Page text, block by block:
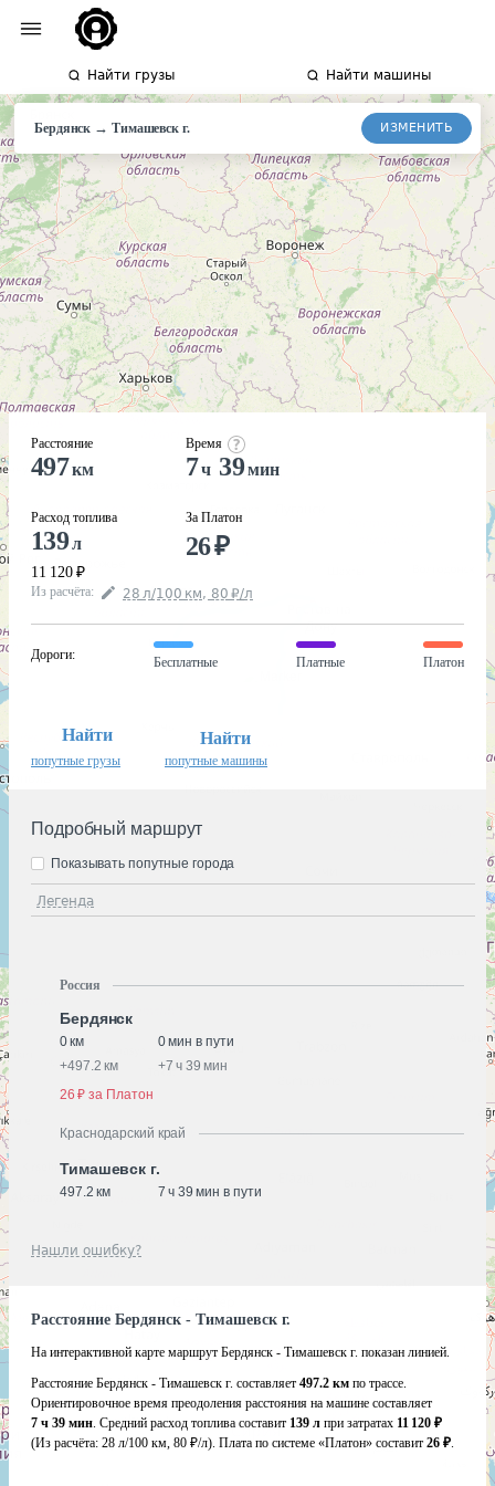
Найти грузы Найти машины
Бердянск → Тимашевск г. ИЗМЕНИТЬ
Расстояние
497км
Расход топлива
139л
11 120 ₽
Время
7ч 39мин
За Платон
26₽
Из расчёта: 28 л/100 км, 80 ₽/л
Дороги:
Бесплатные Платные Платон
Найти
попутные грузы
Найти
попутные машины
Подробный маршрут
Легенда
Показывать попутные города
Россия
Бердянск
0 км
0 мин в пути
+497.2 км +7 ч 39 мин
26 ₽ за Платон
Краснодарский край
Тимашевск г.
497.2 км 7 ч 39 мин в пути
Нашли ошибку?
Расстояние Бердянск - Тимашевск г.
На интерактивной карте маршрут Бердянск - Тимашевск г. показан линией.
Расстояние Бердянск - Тимашевск г. составляет 497.2 км по трассе.
Ориентировочное время преодоления расстояния на машине составляет
7 ч 39 мин. Средний расход топлива составит 139 л при затратах 11 120 ₽
(Из расчёта: 28 л/100 км, 80 ₽/л). Плата по системе «Платон» составит 26 ₽.